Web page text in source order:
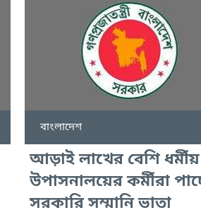
বাংলাদেশ
আড়াই লাখের বেশি ধর্মীয়
উপাসনালয়ের কর্মীরা
সরকারি সম্মানি ভাতা